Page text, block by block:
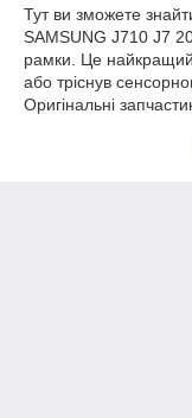
Тут ви зможете
SAMSUNG J710 J7
рамки. Це найкращий
або тріснув
Оригінальні
Весь асортимент